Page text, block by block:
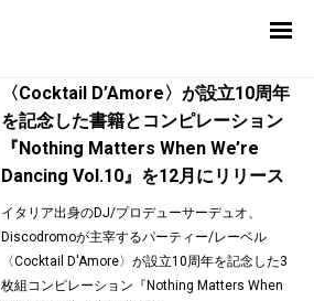
〈Cocktail D’Amore〉が設立10周年
を記念した書籍とコンピレーション
『Nothing Matters When We’re
Dancing Vol.10』を12月にリリース
イタリア出身のDJ/プロデューサーデュオ、
Discodromoが主宰するパーティー/レーベル
〈Cocktail D'Amore〉が設立10周年を記念した3
枚組コンピレーション『Nothing Matters When
News
Interview
Highlight
Report